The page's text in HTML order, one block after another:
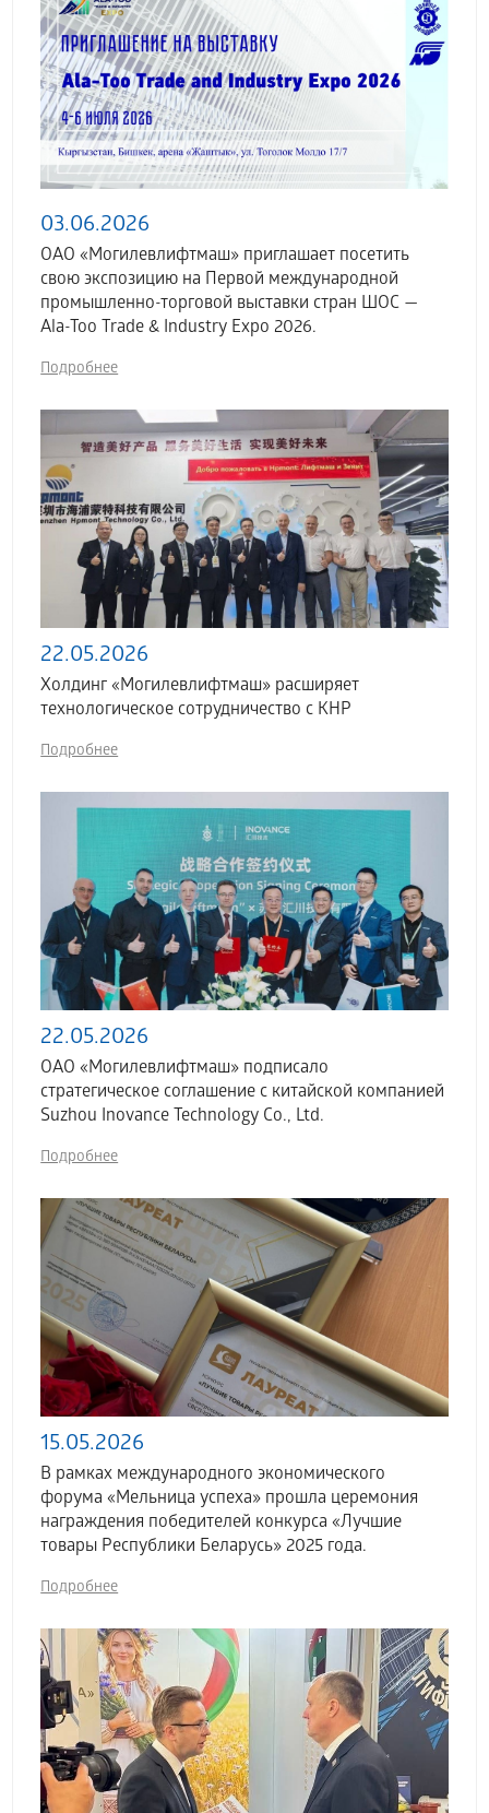
03.06.2026
ОАО «Могилевлифтмаш» приглашает посетить
свою экспозицию на Первой международной
промышленно-торговой выставки стран ШОС —
Ala-Too Trade & Industry Expo 2026.
Подробнее
22.05.2026
Холдинг «Могилевлифтмаш» расширяет
технологическое сотрудничество с КНР
Подробнее
22.05.2026
ОАО «Могилевлифтмаш» подписало
стратегическое соглашение с китайской компанией
Suzhou Inovance Technology Co., Ltd.
Подробнее
15.05.2026
В рамках международного экономического
форума «Мельница успеха» прошла церемония
награждения победителей конкурса «Лучшие
товары Республики Беларусь» 2025 года.
Подробнее